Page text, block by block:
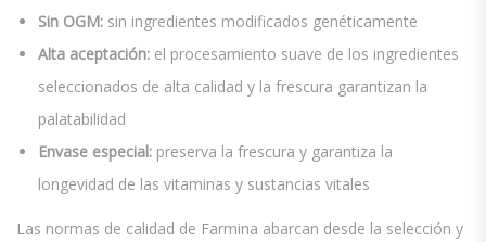
Sin OGM: sin ingredientes modificados genéticamente
Alta aceptación: el procesamiento suave de los ingredientes
seleccionados de alta calidad y la frescura garantizan la
palatabilidad
Envase especial: preserva la frescura y garantiza la
longevidad de las vitaminas y sustancias vitales
Las normas de calidad de Farmina abarcan desde la selección y